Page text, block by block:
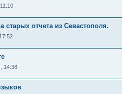
старых отчета из Севастополя.
14:38